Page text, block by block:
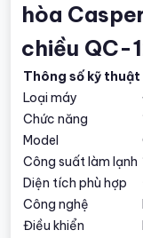
hòa
chiều QC-
Thông số kỹ thuật
Loại máy
Chức năng
Model
Công suất làm lạnh
Diện tích phù hợp
Công nghệ
Điều khiển